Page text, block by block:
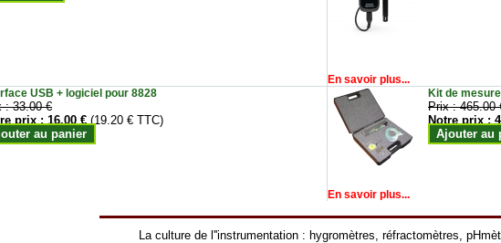
En savoir plus...
USB + logiciel pour 8828
:33.00 €
prix :16.00 € (19.20 € TTC)
au panier
Kit de
Prix :465.00
Notre prix :
Ajouter au
En savoir plus...
La culture de l''instrumentation : hygromètres, réfractomètres,